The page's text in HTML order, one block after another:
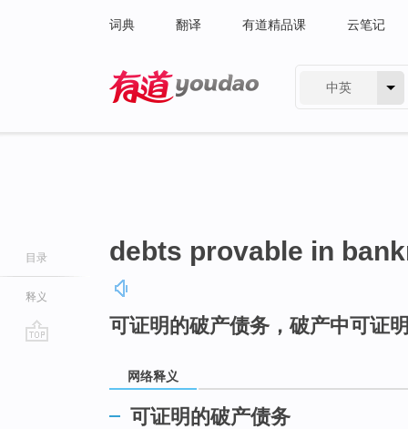
词典 翻译 有道精品课 云笔记
中英
目录
释义
debts provable in
可证明的破产债务，破产中可证
网络释义
可证明的破产债务